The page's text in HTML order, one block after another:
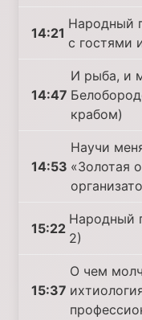
14:21
Народный
с гостями
14:47
И рыба, и
крабом)
14:53
Научи
«Золотая
15:22
Народный
2)
15:37
О чем